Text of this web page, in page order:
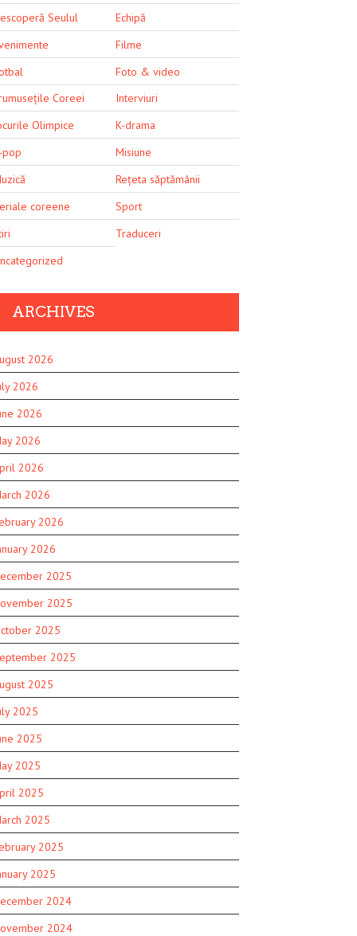
Seulul
Echipă
Filme
Foto & video
Coreei
Interviuri
Olimpice
K-drama
pop
Misiune
Rețeta săptămânii
coreene
Sport
Traduceri
ARCHIVES
2026
2026
2026
2026
2026
2026
2026
2026
2025
2025
2025
2025
2025
2025
2025
2025
2025
2025
2025
2025
2024
2024